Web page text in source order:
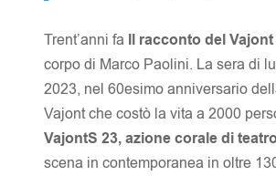
Trent’anni fa Il racconto del Vajont
corpo di Marco Paolini. La sera di
2023, nel 60esimo anniversario
Vajont che costò la vita a 2000
VajontS 23, azione corale di
scena in contemporanea in oltre